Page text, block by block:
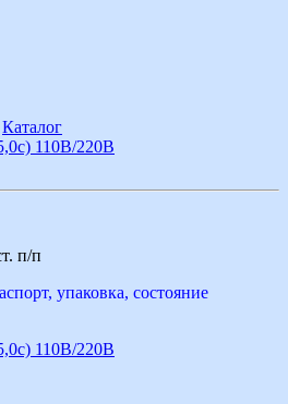
Каталог
110В/220В
п/п
упаковка, состояние
110В/220В